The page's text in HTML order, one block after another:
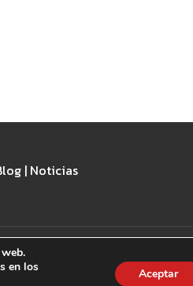
| Noticias
de privacidad Política de Cookies
- Todos los derechos reservados.
en los
Aceptar